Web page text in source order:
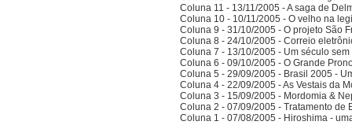
Coluna 11 - 13/11/2005 - A saga de
Coluna 10 - 10/11/2005 - O velho na
Coluna 9 - 31/10/2005 - O projeto São
Coluna 8 - 24/10/2005 - Correio
Coluna 7 - 13/10/2005 - Um século
Coluna 6 - 09/10/2005 - O Grande
Coluna 5 - 29/09/2005 - Brasil 2005 -
Coluna 4 - 22/09/2005 - As Vestais da
Coluna 3 - 15/09/2005 - Mordomia &
Coluna 2 - 07/09/2005 - Tratamento de
Coluna 1 - 07/08/2005 - Hiroshima -